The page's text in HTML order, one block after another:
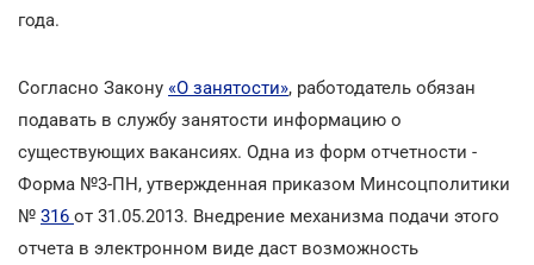
года.
Согласно Закону «О занятости», работодатель обязан
подавать в службу занятости информацию о
существующих вакансиях. Одна из форм отчетности -
Форма №3-ПН, утвержденная приказом Минсоцполитики
№ 316 от 31.05.2013. Внедрение механизма подачи этого
отчета в электронном виде даст возможность